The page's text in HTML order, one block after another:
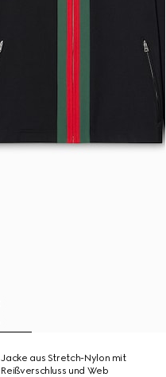
Jacke aus Stretch-Nylon mit
Reißverschluss und Web